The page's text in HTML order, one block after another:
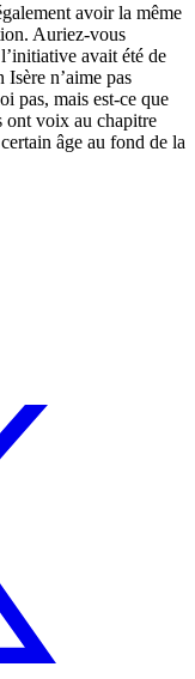
avoir la même
Auriez-vous
avait été de
n’aime pas
pas, mais est-ce que
ont voix au chapitre
âge au fond de la